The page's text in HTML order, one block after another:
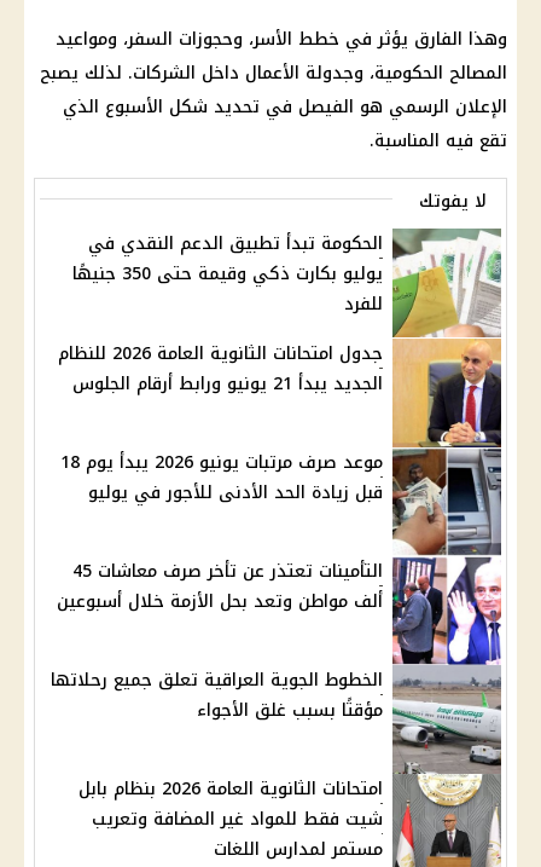
وهذا الفارق يؤثر في خطط الأسر، وحجوزات السفر، ومواعيد
المصالح الحكومية، وجدولة الأعمال داخل الشركات. لذلك يصبح
الإعلان الرسمي هو الفيصل في تحديد شكل الأسبوع الذي
تقع فيه المناسبة.
لا يفوتك
الحكومة تبدأ تطبيق الدعم النقدي في
يوليو بكارت ذكي وقيمة حتى 350 جنيهًا
للفرد
جدول امتحانات الثانوية العامة 2026 للنظام
الجديد يبدأ 21 يونيو ورابط أرقام الجلوس
موعد صرف مرتبات يونيو 2026 يبدأ يوم 18
قبل زيادة الحد الأدنى للأجور في يوليو
التأمينات تعتذر عن تأخر صرف معاشات 45
ألف مواطن وتعد بحل الأزمة خلال أسبوعين
الخطوط الجوية العراقية تعلق جميع رحلاتها
مؤقتًا بسبب غلق الأجواء
امتحانات الثانوية العامة 2026 بنظام بابل
شيت فقط للمواد غير المضافة وتعريب
مستمر لمدارس اللغات